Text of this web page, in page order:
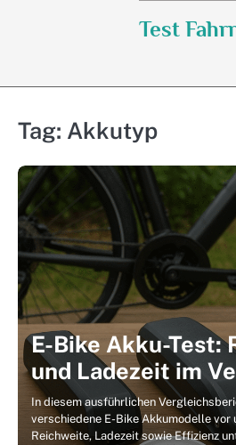
Test
Tag: Akkutyp
E-Bike Akku-Test:
und Ladezeit im
In diesem ausführlichen
verschiedene E-Bike Akkumodelle vor
Reichweite, Ladezeit sowie Effizienz